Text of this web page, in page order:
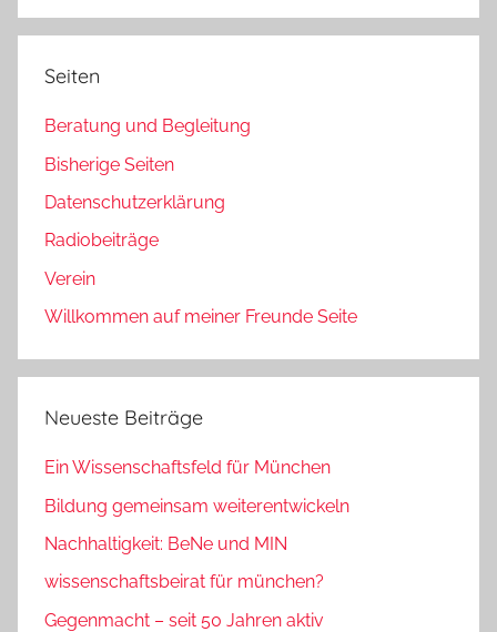
Seiten
Beratung und Begleitung
Bisherige Seiten
Datenschutzerklärung
Radiobeiträge
Verein
Willkommen auf meiner Freunde Seite
Neueste Beiträge
Ein Wissenschaftsfeld für München
Bildung gemeinsam weiterentwickeln
Nachhaltigkeit: BeNe und MIN
wissenschaftsbeirat für münchen?
Gegenmacht – seit 50 Jahren aktiv